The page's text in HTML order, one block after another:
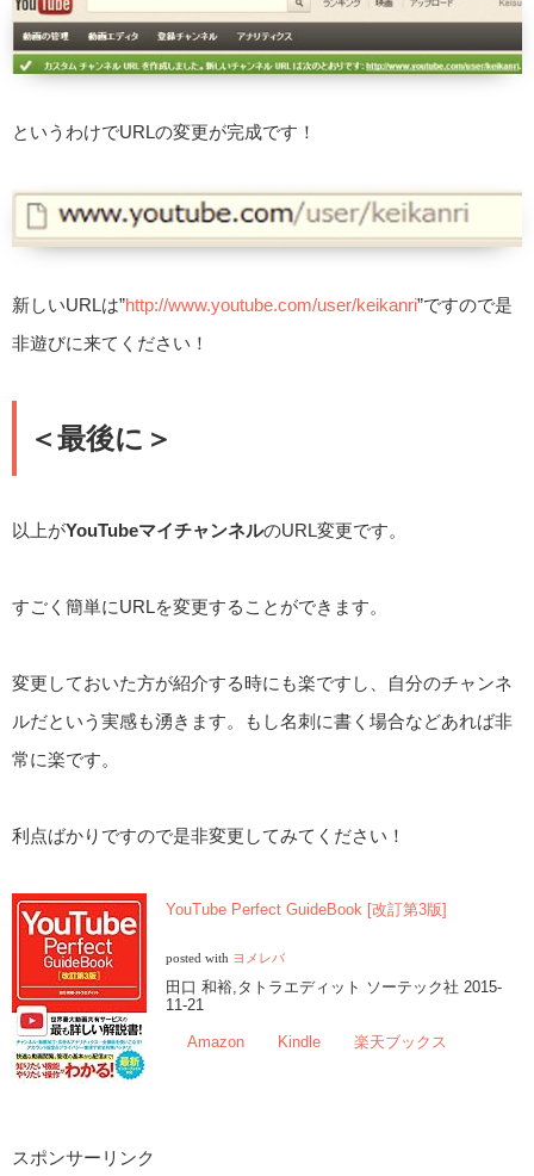
というわけでURLの変更が完成です！
新しいURLは”http://www.youtube.com/user/keikanri”ですので是
非遊びに来てください！
＜最後に＞
以上がYouTubeマイチャンネルのURL変更です。
すごく簡単にURLを変更することができます。
変更しておいた方が紹介する時にも楽ですし、自分のチャンネ
ルだという実感も湧きます。もし名刺に書く場合などあれば非
常に楽です。
利点ばかりですので是非変更してみてください！
YouTube Perfect GuideBook [改訂第3版]
posted with ヨメレバ
田口 和裕,タトラエディット ソーテック社 2015-
11-21
Amazon Kindle 楽天ブックス
スポンサーリンク